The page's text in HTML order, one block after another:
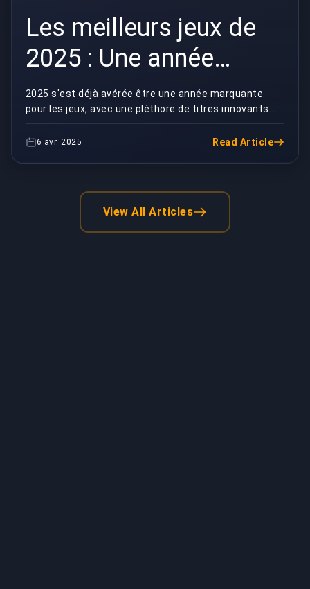
Les meilleurs jeux de
2025 : Une année
d'innovation et
d'aventures immersives
2025 s'est déjà avérée être une année marquante
pour les jeux, avec une pléthore de titres innovants
qui ont captivé les joueurs du monde entier. Qu'i...
6 avr. 2025 Read Article
View All Articles